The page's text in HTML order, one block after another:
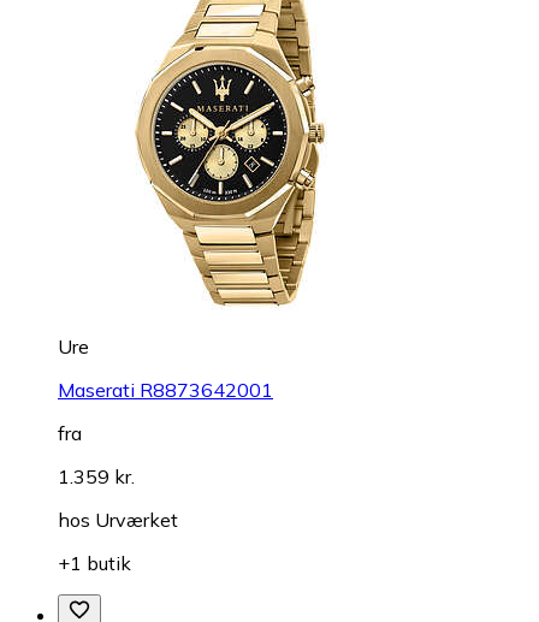
Ure
Maserati R8873642001
fra
1.359 kr.
hos Urværket
+1 butik